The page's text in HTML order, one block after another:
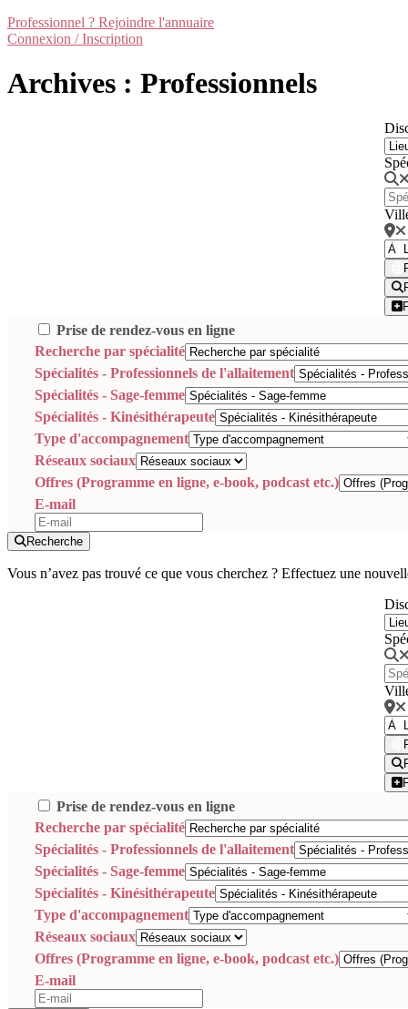
Professionnel ? Rejoindre l'annuaire
Connexion / Inscription
Archives : Professionnels
Prise de rendez-vous en ligne
Recherche par spécialité
Spécialités - Professionnels de l'allaitement
Spécialités - Sage-femme
Spécialités - Kinésithérapeute
Type d'accompagnement
Réseaux sociaux
Offres (Programme en ligne, e-book, podcast etc.)
E-mail
Recherche
Vous n’avez pas trouvé ce que vous cherchez ? Effectuez une
Prise de rendez-vous en ligne
Recherche par spécialité
Spécialités - Professionnels de l'allaitement
Spécialités - Sage-femme
Spécialités - Kinésithérapeute
Type d'accompagnement
Réseaux sociaux
Offres (Programme en ligne, e-book, podcast etc.)
E-mail